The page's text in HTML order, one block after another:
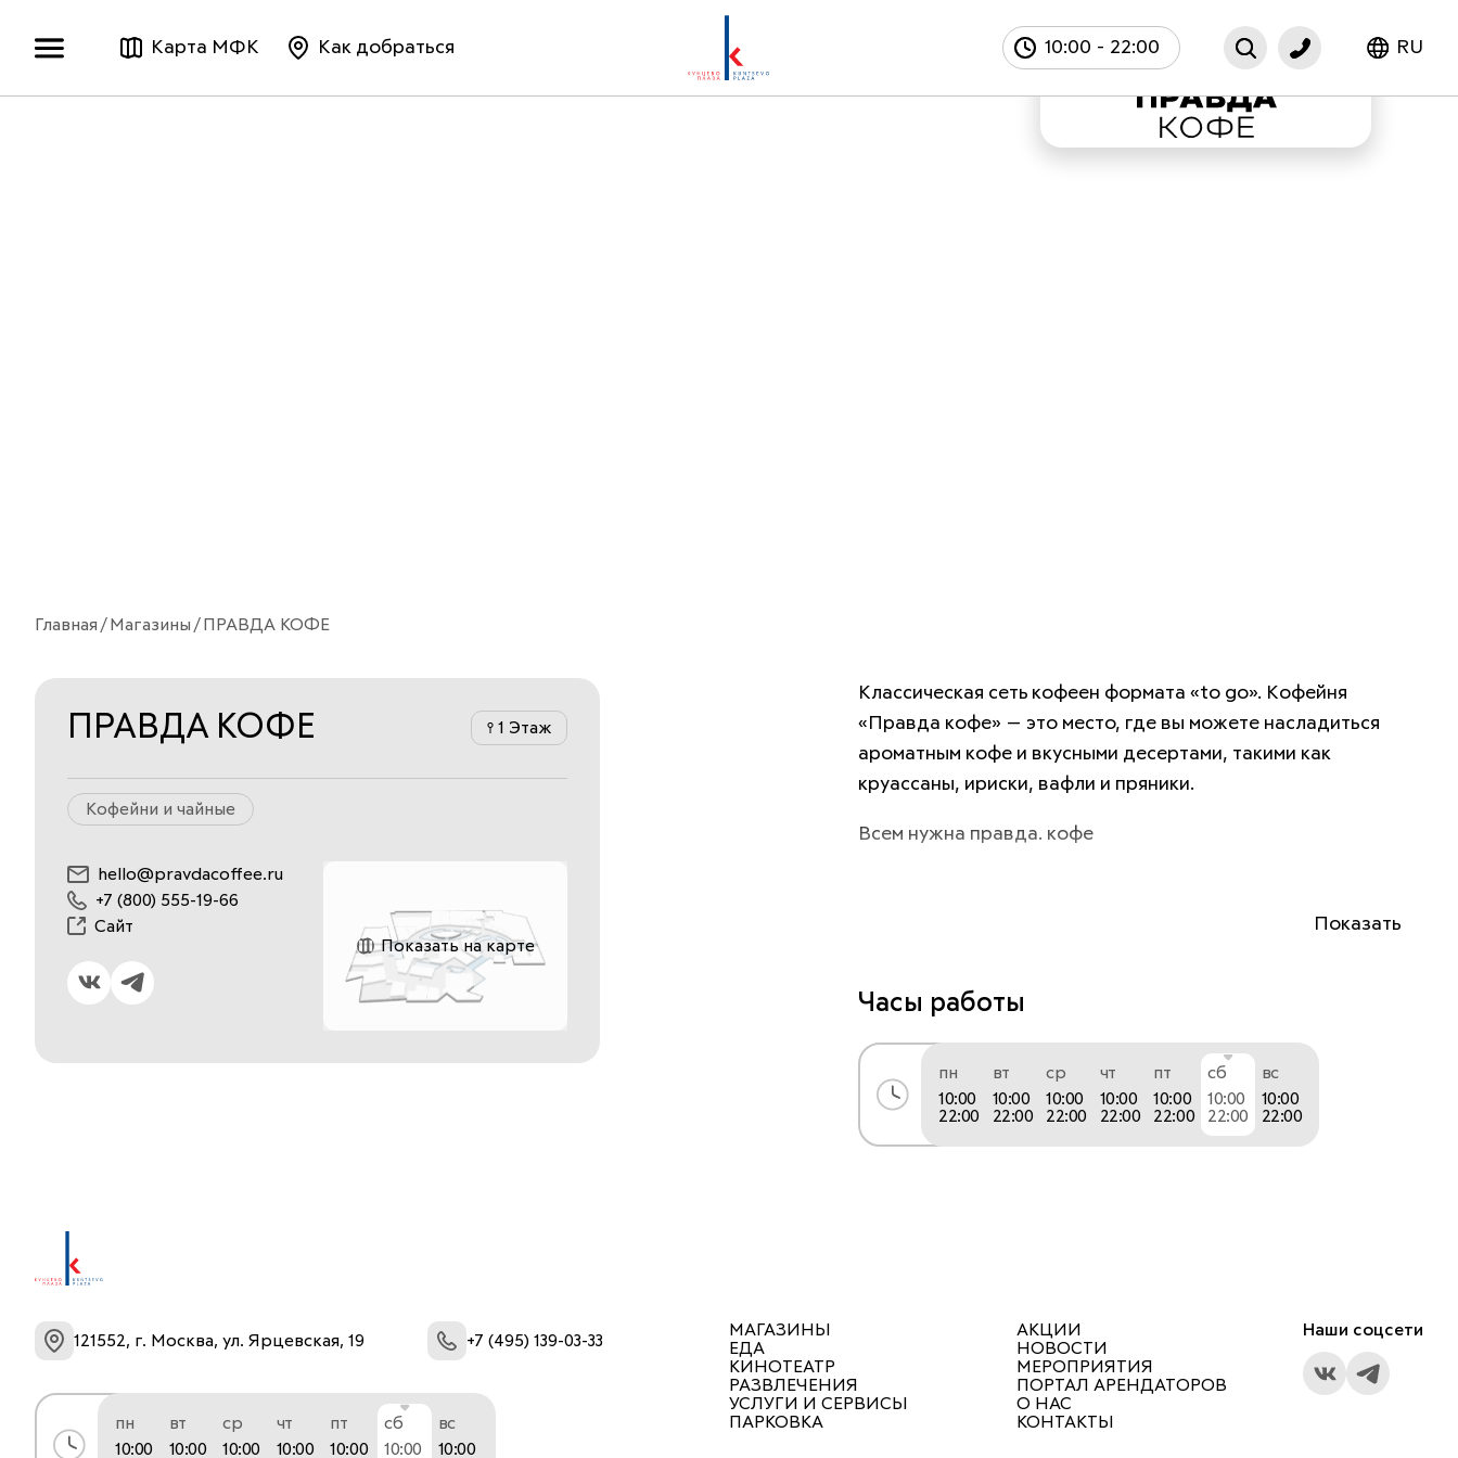
Карта МФК Как добраться 10:00 - 22:00 RU
Главная Магазины ПРАВДА КОФЕ
ПРАВДА КОФЕ 1 Этаж
Кофейни и чайные
hello@pravdacoffee.ru
+7 (800) 555-19-66
Сайт
Показать на карте
Классическая сеть кофеен формата «to go». Кофейня
«Правда кофе» — это место, где вы можете насладиться
ароматным кофе и вкусными десертами, такими как
круассаны, ириски, вафли и пряники.
Всем нужна правда. кофе
Показать
Часы работы
пн
10:00
22:00
вт
10:00
22:00
ср
10:00
22:00
чт
10:00
22:00
пт
10:00
22:00
сб
10:00
22:00
вс
10:00
22:00
121552, г. Москва, ул. Ярцевская, 19 +7 (495) 139-03-33
пн
10:00
вт
10:00
ср
10:00
чт
10:00
пт
10:00
сб
10:00
вс
10:00
МАГАЗИНЫ
ЕДА
КИНОТЕАТР
РАЗВЛЕЧЕНИЯ
УСЛУГИ И СЕРВИСЫ
ПАРКОВКА
АКЦИИ
НОВОСТИ
МЕРОПРИЯТИЯ
ПОРТАЛ АРЕНДАТОРОВ
О НАС
КОНТАКТЫ
Наши соцсети